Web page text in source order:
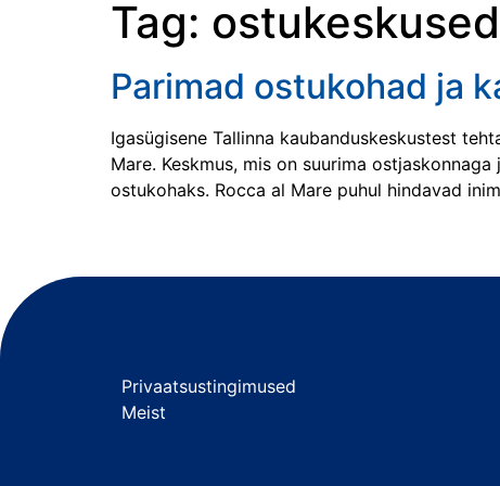
Tag: ostukeskused
Parimad ostukohad ja
Igasügisene Tallinna kaubanduskeskustest
Mare. Keskmus, mis on suurima
ostukohaks. Rocca al Mare puhul hindavad
Privaatsustingimused
Meist